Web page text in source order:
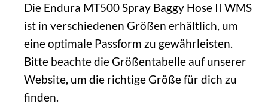
Die Endura MT500 Spray Baggy Hose II WMS
ist in verschiedenen Größen erhältlich, um
eine optimale Passform zu gewährleisten.
Bitte beachte die Größentabelle auf unserer
Website, um die richtige Größe für dich zu
finden.